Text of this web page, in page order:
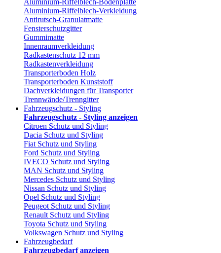
Aluminium-Riffelblech-Verkleidung
Antirutsch-Granulatmatte
Fensterschutzgitter
Gummimatte
Innenraumverkleidung
Radkastenschutz 12 mm
Radkastenverkleidung
Transporterboden Holz
Transporterboden Kunststoff
Dachverkleidungen für Transporter
Trennwände/Trenngitter
Fahrzeugschutz - Styling
Fahrzeugschutz - Styling anzeigen
Citroen Schutz und Styling
Dacia Schutz und Styling
Fiat Schutz und Styling
Ford Schutz und Styling
IVECO Schutz und Styling
MAN Schutz und Styling
Mercedes Schutz und Styling
Nissan Schutz und Styling
Opel Schutz und Styling
Peugeot Schutz und Styling
Renault Schutz und Styling
Toyota Schutz und Styling
Volkswagen Schutz und Styling
Fahrzeugbedarf
Fahrzeugbedarf anzeigen